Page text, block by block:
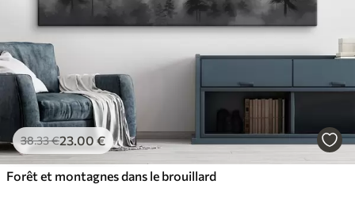
38.33€23.00€
Forêt et montagnes dans le brouillard